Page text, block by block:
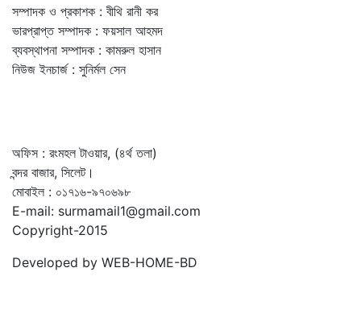
সম্পাদক ও প্রকাশক : বীথি রানী কর
ভারপ্রাপ্ত সম্পাদক : ফয়সাল আহমদ
ব্যবস্থাপনা সম্পাদক : কামরুল হাসান
নিউজ ইনচার্জ : সুনির্মল সেন
অফিস : রংমহল টাওয়ার, (৪র্থ তলা)
বন্দর বাজার, সিলেট।
মোবাইল : ০১৭১৬-৯৭০৬৯৮
E-mail: surmamail1@gmail.com
Copyright-2015
Developed by WEB-HOME-BD